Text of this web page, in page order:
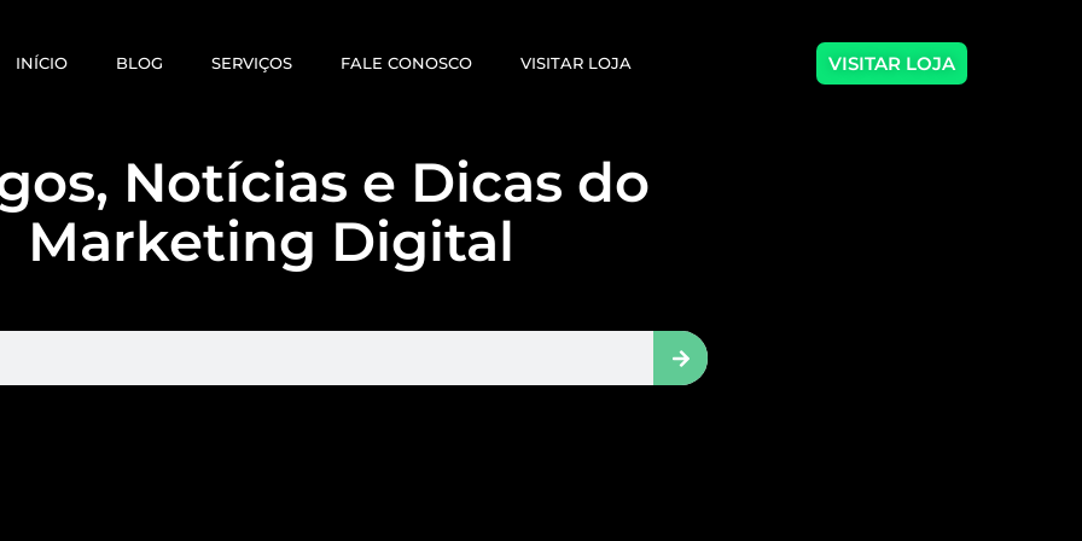
INÍCIO BLOG SERVIÇOS FALE CONOSCO VISITAR LOJA VISITAR LOJA
Notícias e Dicas do
Marketing Digital